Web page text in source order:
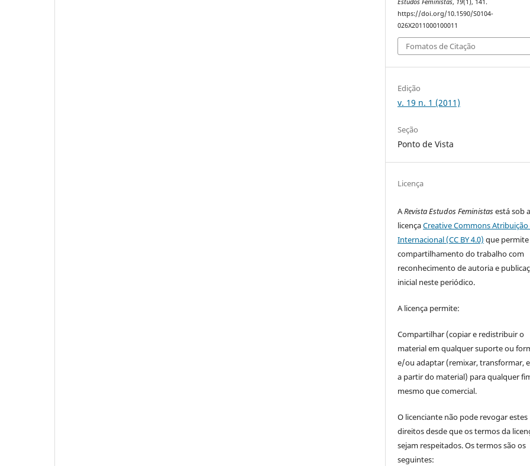
https://doi.org/10.1590/S0104-
026X2011000100011
Fomatos de Citação
Edição
v. 19 n. 1 (2011)
Seção
Ponto de Vista
Licença
ARevista Estudos Feministasestá sob a
licençaCreative Commons Atribuição
Internacional (CC BY 4.0) que
compartilhamento do trabalho com
reconhecimento de autoria e
inicial neste periódico.
A licença permite:
Compartilhar (copiar e redistribuir o
material em qualquer suporte ou
e/ou adaptar (remixar, transformar,
a partir do material) para qualquer
mesmo que comercial.
O licenciante não pode revogar estes
direitos desde que os termos da
sejam respeitados. Os termos são os
seguintes: